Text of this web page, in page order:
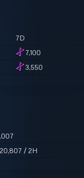
7D
7,100
3,550
/ 2H